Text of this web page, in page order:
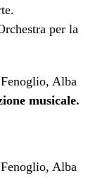
per la
Alba
musicale.
Alba